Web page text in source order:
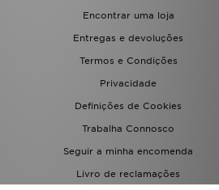
Encontrar uma loja
Entregas e devoluções
Termos e Condições
Privacidade
Definições de Cookies
Trabalha Connosco
Seguir a minha encomenda
Livro de reclamações